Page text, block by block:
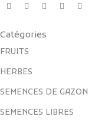
Catégories
FRUITS
HERBES
SEMENCES DE GAZON
SEMENCES LIBRES